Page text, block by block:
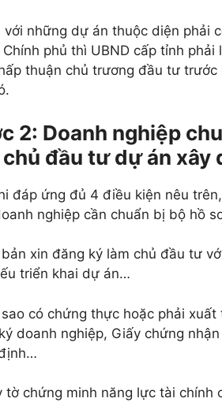
với những dự án thuộc diện phải
phủ thì UBND cấp tỉnh
thuận chủ trương đầu tư
2: Doanh nghiệp
đầu tư dự án xây
đáp ứng đủ 4 điều kiện nêu
nghiệp cần chuẩn bị bộ hồ
bản xin đăng ký làm chủ đầu tư
triển khai dự án…
sao có chứng thực hoặc phải
doanh nghiệp, Giấy chứng
tờ chứng minh năng lực tài